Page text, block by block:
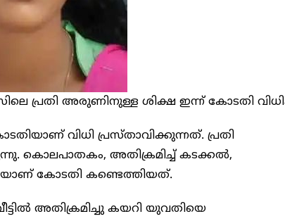
പ്രതി അരുണിനുള്ള ശിക്ഷ ഇന്ന് കോടതി
വിധി പ്രസ്താവിക്കുന്നത്. പ്രതി
കൊലപാതകം, അതിക്രമിച്ച്‌ കടക്കല്‍,
കോടതി കണ്ടെത്തിയത്.
അതിക്രമിച്ചു കയറി യുവതിയെ